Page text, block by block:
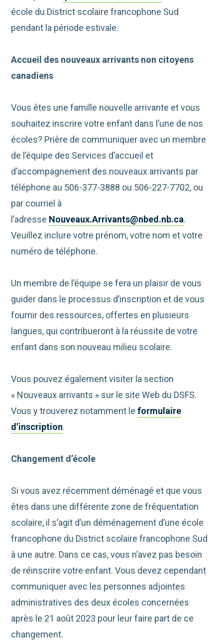
école du District scolaire francophone Sud
pendant la période estivale.
Accueil des nouveaux arrivants non citoyens
canadiens
Vous êtes une famille nouvelle arrivante et vous
souhaitez inscrire votre enfant dans l’une de nos
écoles? Prière de communiquer avec un membre
de l’équipe des Services d’accueil et
d’accompagnement des nouveaux arrivants par
téléphone au 506-377-3888 ou 506-227-7702, ou
par courriel à
l’adresse Nouveaux.Arrivants@nbed.nb.ca.
Veuillez inclure votre prénom, votre nom et votre
numéro de téléphone.
Un membre de l’équipe se fera un plaisir de vous
guider dans le processus d’inscription et de vous
fournir des ressources, offertes en plusieurs
langues, qui contribueront à la réussite de votre
enfant dans son nouveau milieu scolaire.
Vous pouvez également visiter la section
« Nouveaux arrivants » sur le site Web du DSFS.
Vous y trouverez notamment leformulaire
d’inscription.
Changement d’école
Si vous avez récemment déménagé et que vous
êtes dans une différente zone de fréquentation
scolaire, il s’agit d’un déménagement d’une école
francophone du District scolaire francophone Sud
à une autre. Dans ce cas, vous n’avez pas besoin
de réinscrire votre enfant. Vous devez cependant
communiquer avec les personnes adjointes
administratives des deux écoles concernées
après le 21 août 2023 pour leur faire part de ce
changement.